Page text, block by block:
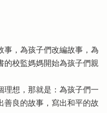
事，為孩子們改編故事，為
的校監媽媽開始為孩子們親
理想，那就是：為孩子們一
善良的故事，寫出和平的故